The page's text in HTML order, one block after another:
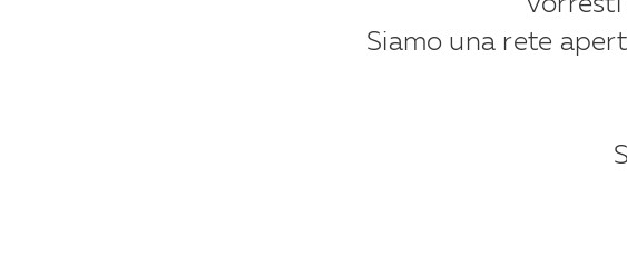
Siamo una rete